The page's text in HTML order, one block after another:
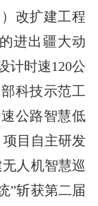
改扩建工程
进出疆大动
计时速120公
科技示范工
公路智慧低
目自主研发
人机智慧巡
”斩获第二届